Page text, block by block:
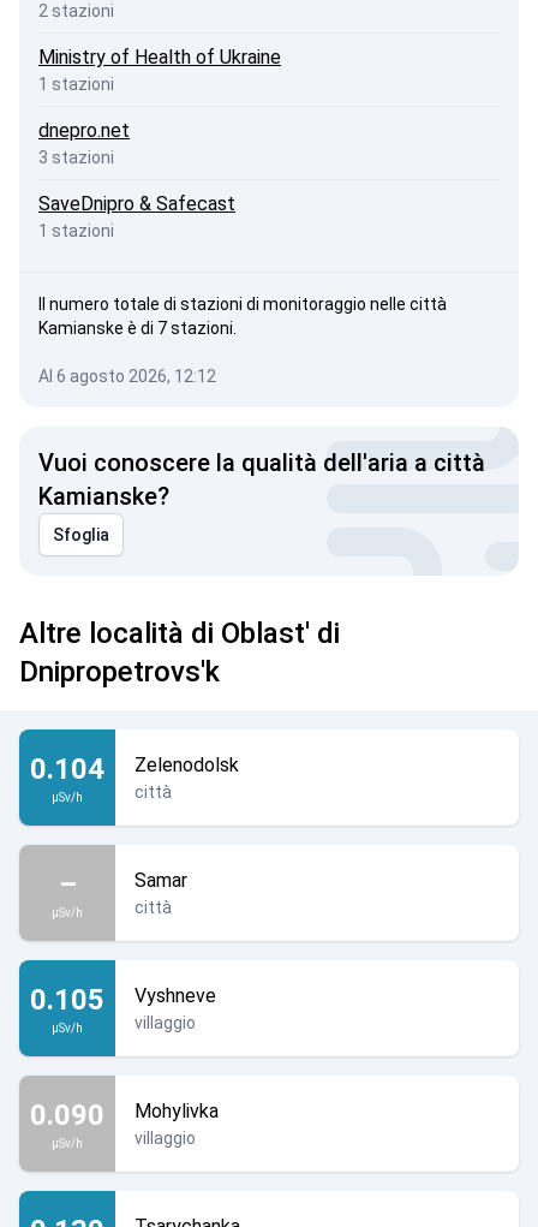
2 stazioni
Ministry of Health of Ukraine
1 stazioni
dnepro.net
3 stazioni
SaveDnipro & Safecast
1 stazioni
Il numero totale di stazioni di monitoraggio nelle città
Kamianske è di 7 stazioni.
Al 6 agosto 2026, 12:12
Vuoi conoscere la qualità dell'aria a città
Kamianske?
Sfoglia
Altre località di Oblast' di
Dnipropetrovs'k
0.104
µSv/h
Zelenodolsk
città
–
µSv/h
Samar
città
0.105
µSv/h
Vyshneve
villaggio
0.090
µSv/h
Mohylivka
villaggio